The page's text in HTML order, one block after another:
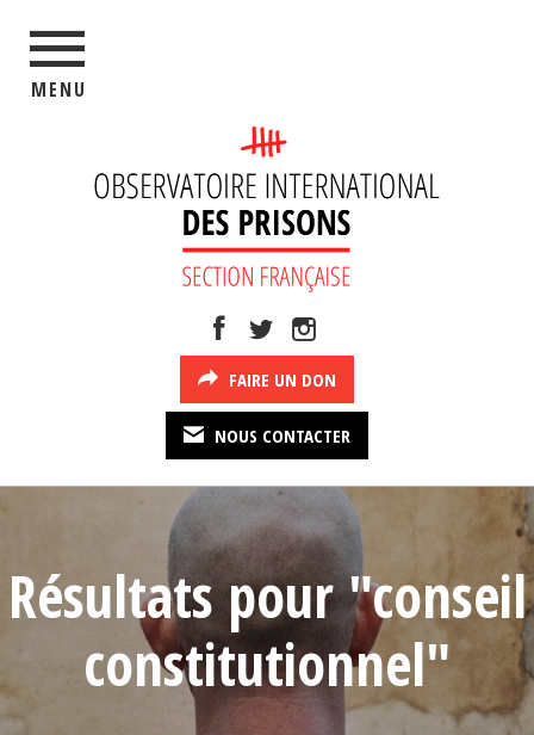
MENU
FAIRE UN DON
NOUS CONTACTER
Résultats pour "conseil
constitutionnel"